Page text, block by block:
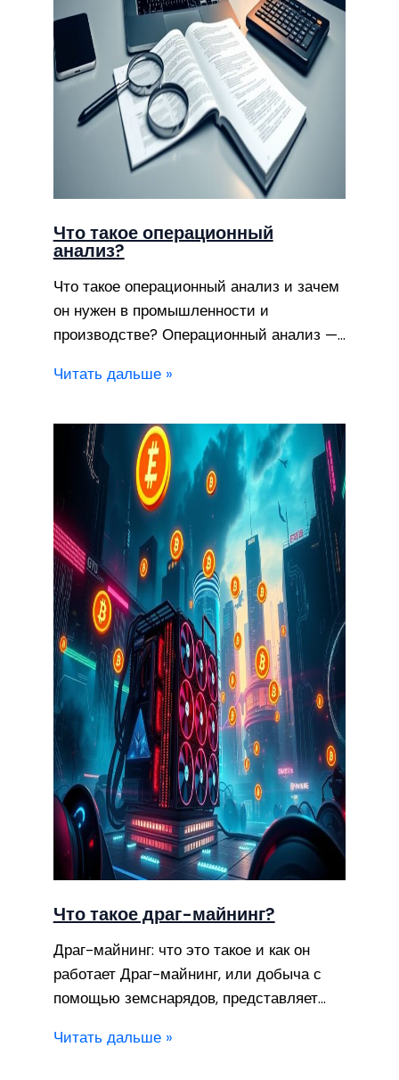
Что такое операционный
анализ?
Что такое операционный анализ и зачем
он нужен в промышленности и
производстве? Операционный анализ —…
Читать дальше »
Что такое драг-майнинг?
Драг-майнинг: что это такое и как он
работает Драг-майнинг, или добыча с
помощью земснарядов, представляет…
Читать дальше »